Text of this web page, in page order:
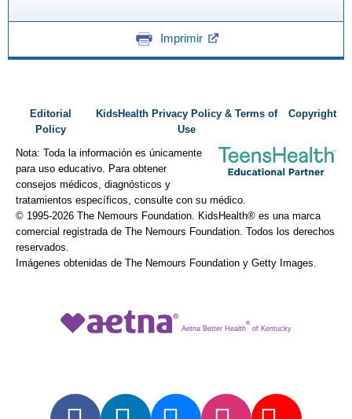
Imprimir
Editorial
Policy
KidsHealth Privacy Policy & Terms of
Use
Copyright
Nota: Toda la información es únicamente
para uso educativo. Para obtener
consejos médicos, diagnósticos y
tratamientos específicos, consulte con su médico.
© 1995-2026 The Nemours Foundation. KidsHealth® es una marca
comercial registrada de The Nemours Foundation. Todos los derechos
reservados.
Imágenes obtenidas de The Nemours Foundation y Getty Images.
Aetna Better Health
®
of Kentucky